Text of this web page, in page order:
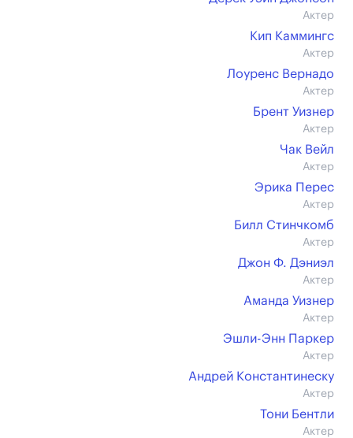
Актер
Кип Каммингс
Актер
Лоуренс Вернадо
Актер
Брент Уизнер
Актер
Чак Вейл
Актер
Эрика Перес
Актер
Билл Стинчкомб
Актер
Джон Ф. Дэниэл
Актер
Аманда Уизнер
Актер
Эшли-Энн Паркер
Актер
Андрей Константинеску
Актер
Тони Бентли
Актер